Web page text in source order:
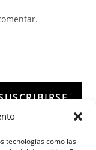
tecnologías como las